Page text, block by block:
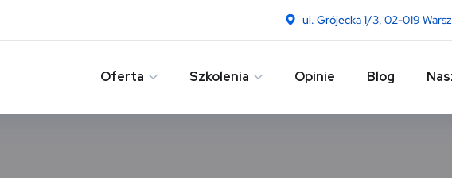
ul. Grójecka 1/3, 02-019
Oferta Szkolenia Opinie Blog